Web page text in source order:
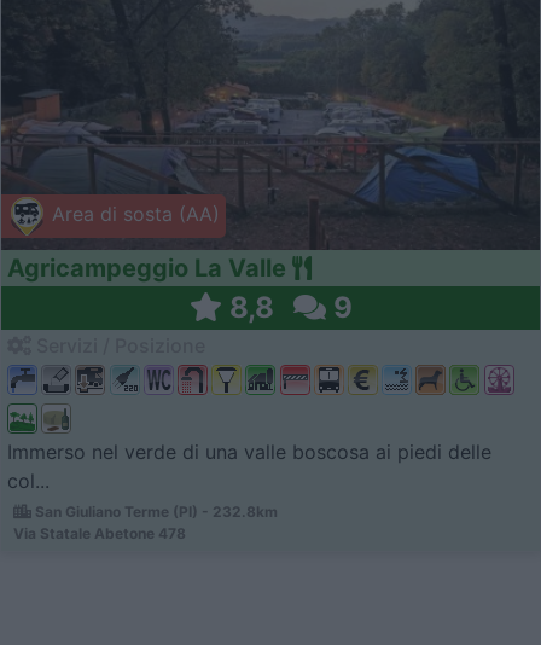
Area di sosta (AA)
Agricampeggio La Valle
8,8 9
Immerso nel verde di una valle boscosa ai piedi delle
col...
San Giuliano Terme (PI) - 232.8km
Via Statale Abetone 478